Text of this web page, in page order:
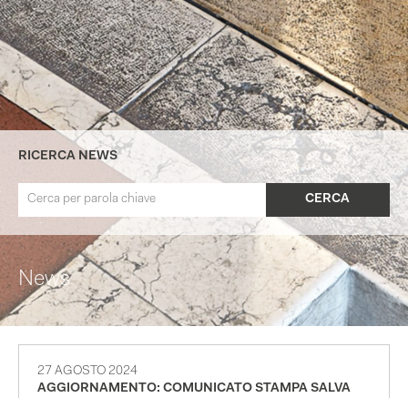
RICERCA NEWS
News
27 AGOSTO 2024
AGGIORNAMENTO: COMUNICATO STAMPA SALVA